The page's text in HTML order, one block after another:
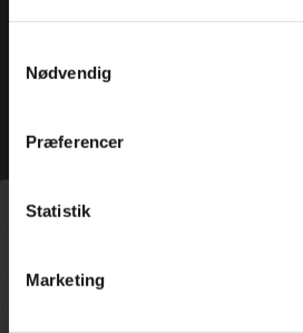
Nødvendig
Præferencer
Statistik
Marketing
Hjem >Europa
Rejsebeskrivelse